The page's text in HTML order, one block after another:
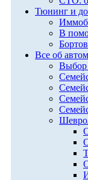
Тюнинг и
В
Все об
Выбор